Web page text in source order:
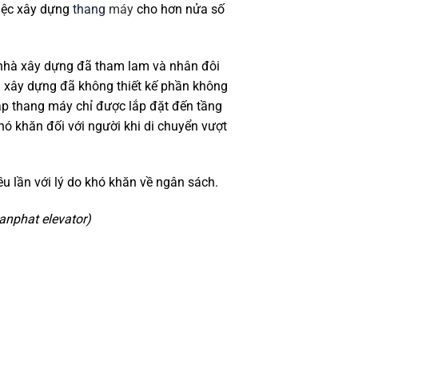
xây dựng thang máy cho hơn nửa số
xây dựng đã tham lam và nhân đôi
dựng đã không thiết kế phần không
thang máy chỉ được lắp đặt đến tầng
khăn đối với người khi di chuyển vượt
lần với lý do khó khăn về ngân sách.
elevator)